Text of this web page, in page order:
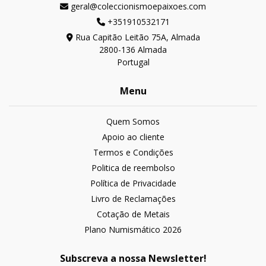
geral@coleccionismoepaixoes.com
+351910532171
Rua Capitão Leitão 75A, Almada
2800-136 Almada
Portugal
Menu
Quem Somos
Apoio ao cliente
Termos e Condições
Politica de reembolso
Política de Privacidade
Livro de Reclamações
Cotação de Metais
Plano Numismático 2026
Subscreva a nossa Newsletter!